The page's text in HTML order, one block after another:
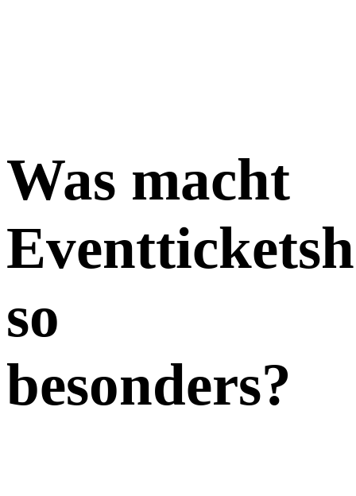
Was macht
so
besonders?